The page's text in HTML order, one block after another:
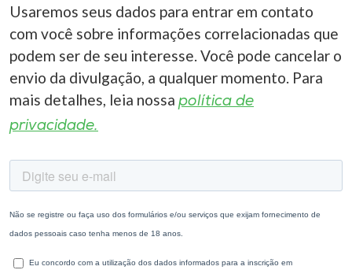
Usaremos seus dados para entrar em contato
com você sobre informações correlacionadas que
podem ser de seu interesse. Você pode cancelar o
envio da divulgação, a qualquer momento. Para
mais detalhes, leia nossa política de
privacidade.